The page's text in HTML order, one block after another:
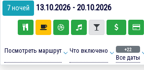
7 ночей 13.10.2026 - 20.10.2026
Посмотреть маршрут Что включено +22
Все даты